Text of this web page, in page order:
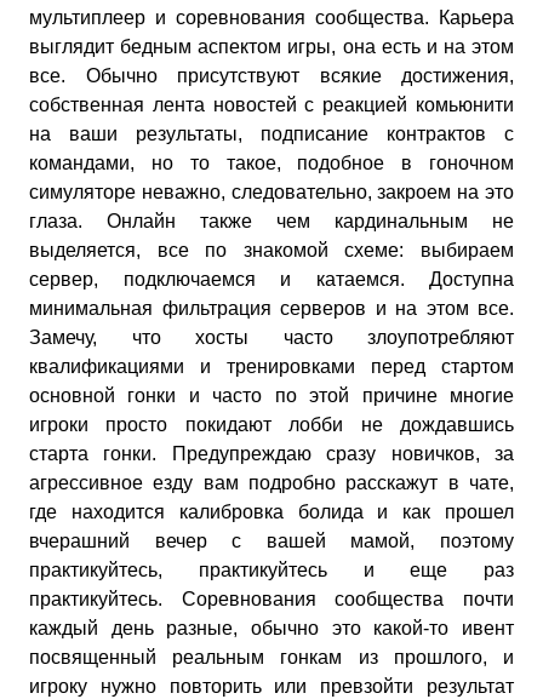
мультиплеер и соревнования сообщества. Карьера
выглядит бедным аспектом игры, она есть и на этом
все. Обычно присутствуют всякие достижения,
собственная лента новостей с реакцией комьюнити
на ваши результаты, подписание контрактов с
командами, но то такое, подобное в гоночном
симуляторе неважно, следовательно, закроем на это
глаза. Онлайн также чем кардинальным не
выделяется, все по знакомой схеме: выбираем
сервер, подключаемся и катаемся. Доступна
минимальная фильтрация серверов и на этом все.
Замечу, что хосты часто злоупотребляют
квалификациями и тренировками перед стартом
основной гонки и часто по этой причине многие
игроки просто покидают лобби не дождавшись
старта гонки. Предупреждаю сразу новичков, за
агрессивное езду вам подробно расскажут в чате,
где находится калибровка болида и как прошел
вчерашний вечер с вашей мамой, поэтому
практикуйтесь, практикуйтесь и еще раз
практикуйтесь. Соревнования сообщества почти
каждый день разные, обычно это какой-то ивент
посвященный реальным гонкам из прошлого, и
игроку нужно повторить или превзойти результат